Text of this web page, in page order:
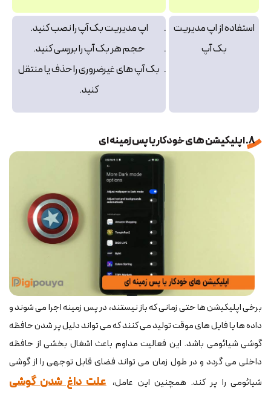
استفاده از اپ مدیریت
بک‌ آپ
اپ مدیریت بک‌ آپ را نصب کنید.
حجم هر بک‌ آپ را بررسی کنید.
بک‌ آپ‌ های غیرضروری را حذف یا منتقل
کنید.
8. اپلیکیشن های خودکار یا پس زمینه ای
برخی اپلیکیشن ها حتی زمانی که باز نیستند، در پس زمینه اجرا می شوند و
داده ها یا فایل های موقت تولید می کنند که می تواند دلیل پر شدن حافظه
گوشی شیائومی باشد. این فعالیت مداوم باعث اشغال بخشی از حافظه
داخلی می گردد و در طول زمان می تواند فضای قابل توجهی را از گوشی
شیائومی را پر کند. همچنین این عامل، علت داغ شدن گوشی